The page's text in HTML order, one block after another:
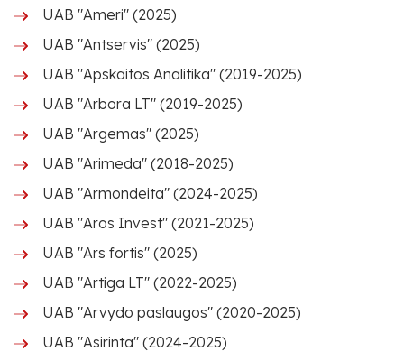
UAB "Ameri" (2025)
UAB "Antservis" (2025)
UAB "Apskaitos Analitika" (2019-2025)
UAB "Arbora LT" (2019-2025)
UAB "Argemas" (2025)
UAB "Arimeda" (2018-2025)
UAB "Armondeita" (2024-2025)
UAB "Aros Invest" (2021-2025)
UAB "Ars fortis" (2025)
UAB "Artiga LT" (2022-2025)
UAB "Arvydo paslaugos" (2020-2025)
UAB "Asirinta" (2024-2025)